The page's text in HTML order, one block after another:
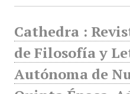
Cathedra :
de Filosofía y
Autónoma de